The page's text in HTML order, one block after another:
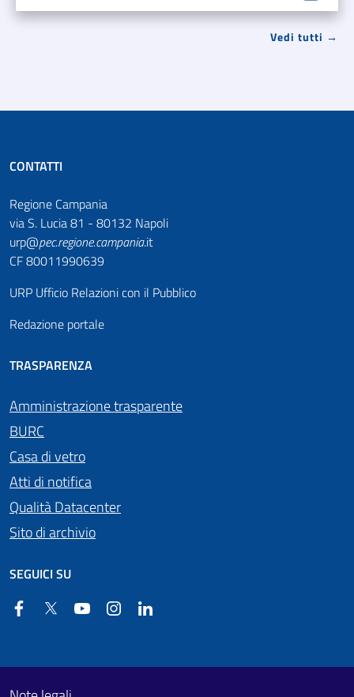
Vedi tutti →
CONTATTI
Regione Campania
via S. Lucia 81 - 80132 Napoli
urp@pec.regione.campania.it
CF 80011990639
URP Ufficio Relazioni con il Pubblico
Redazione portale
TRASPARENZA
Amministrazione trasparente
BURC
Casa di vetro
Atti di notifica
Qualità Datacenter
Sito di archivio
SEGUICI SU
FacebookTwitter YouTube Instagram
Footer First
Useful links section